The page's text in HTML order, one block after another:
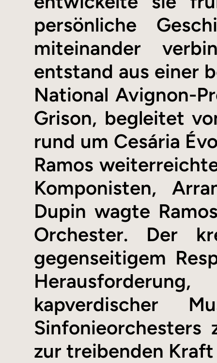
persönliche
miteinander
entstand aus einer
National Avignon-
Grison, begleitet
rund um Cesária
Ramos
Komponisten,
Dupin wagte
Orchester. Der
gegenseitigem
kapverdischer
Sinfonieorchesters
zur treibenden